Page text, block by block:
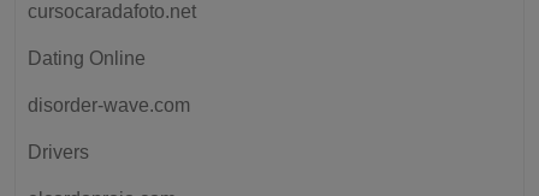
cursocaradafoto.net
Dating Online
disorder-wave.com
Drivers